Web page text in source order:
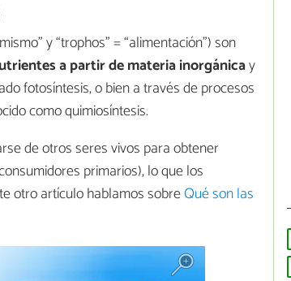
y “trophos” = “alimentación”) son
a partir de materia inorgánicay
fotosíntesis, o bien a través de procesos
como quimiosíntesis.
de otros seres vivos para obtener
primarios), lo que los
otro artículo hablamos sobreQué son las